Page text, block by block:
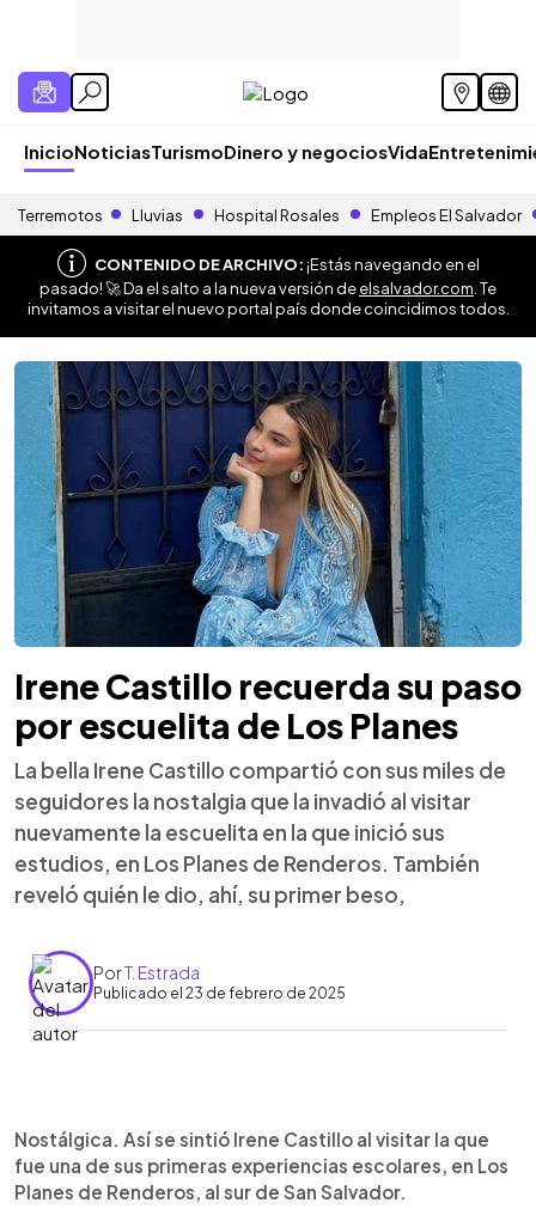
InicioNoticiasTurismoDinero y negociosVida
Terremotos Lluvias Hospital Rosales Empleos El Salvador
CONTENIDO DE ARCHIVO:¡Estás navegando en el
pasado! 🚀 Da el salto a la nueva versión deelsalvador.com . Te
invitamos a visitar el nuevo portal país donde coincidimos todos.
Irene Castillo recuerda su paso
por escuelita de Los Planes
La bella Irene Castillo compartió con sus miles de
seguidores la nostalgia que la invadió al visitar
nuevamente la escuelita en la que inició sus
estudios, en Los Planes de Renderos. También
reveló quién le dio, ahí, su primer beso,
PorT. Estrada
Publicado el 23 de febrero de 2025
► Escuchar artículo
Nostálgica. Así se sintió Irene Castillo al visitar la que
fue una de sus primeras experiencias escolares, en Los
Planes de Renderos, al sur de San Salvador.